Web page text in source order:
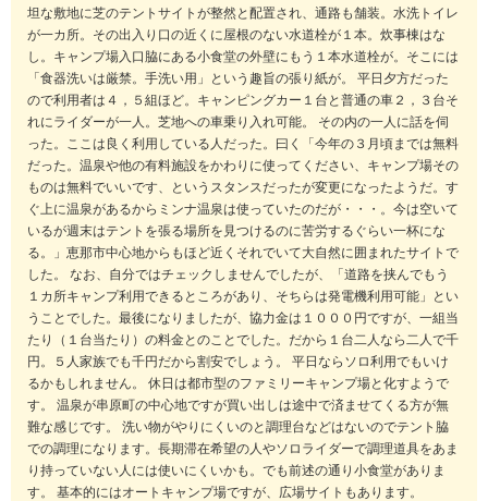
坦な敷地に芝のテントサイトが整然と配置され、通路も舗装。水洗トイレ
が一カ所。その出入り口の近くに屋根のない水道栓が１本。炊事棟はな
し。キャンプ場入口脇にある小食堂の外壁にもう１本水道栓が。そこには
「食器洗いは厳禁。手洗い用」という趣旨の張り紙が。 平日夕方だった
ので利用者は４，５組ほど。キャンピングカー１台と普通の車２，３台そ
れにライダーが一人。芝地への車乗り入れ可能。 その内の一人に話を伺
った。ここは良く利用している人だった。曰く「今年の３月頃までは無料
だった。温泉や他の有料施設をかわりに使ってください、キャンプ場その
ものは無料でいいです、というスタンスだったが変更になったようだ。す
ぐ上に温泉があるからミンナ温泉は使っていたのだが・・・。今は空いて
いるが週末はテントを張る場所を見つけるのに苦労するぐらい一杯にな
る。」恵那市中心地からもほど近くそれでいて大自然に囲まれたサイトで
した。 なお、自分ではチェックしませんでしたが、「道路を挟んでもう
１カ所キャンプ利用できるところがあり、そちらは発電機利用可能」とい
うことでした。最後になりましたが、協力金は１０００円ですが、一組当
たり（１台当たり）の料金とのことでした。だから１台二人なら二人で千
円。５人家族でも千円だから割安でしょう。 平日ならソロ利用でもいけ
るかもしれません。 休日は都市型のファミリーキャンプ場と化すようで
す。 温泉が串原町の中心地ですが買い出しは途中で済ませてくる方が無
難な感じです。 洗い物がやりにくいのと調理台などはないのでテント脇
での調理になります。長期滞在希望の人やソロライダーで調理道具をあま
り持っていない人には使いにくいかも。でも前述の通り小食堂がありま
す。 基本的にはオートキャンプ場ですが、広場サイトもあります。